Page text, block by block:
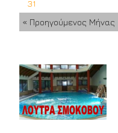
31
« Προηγούμενος Μήνας